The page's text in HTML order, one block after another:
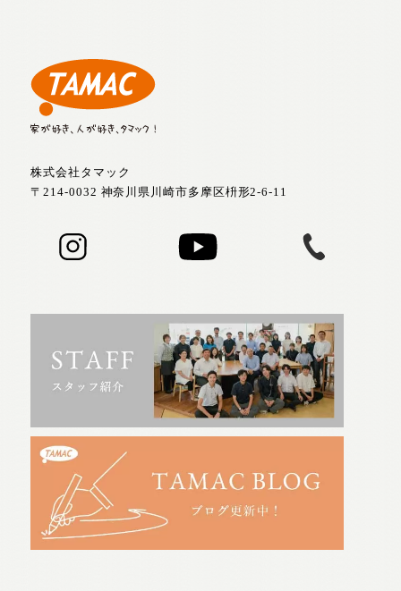
株式会社タマック
〒214-0032 神奈川県川崎市多摩区枡形2-6-11